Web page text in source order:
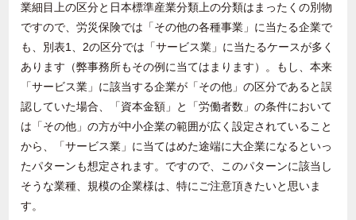
業細目上の区分と日本標準産業分類上の分類はまったくの別物
ですので、労災保険では「その他の各種事業」に当たる企業で
も、別表1、2の区分では「サービス業」に当たるケースが多く
あります（弊事務所もその例に当てはまります）。もし、本来
「サービス業」に該当する企業が「その他」の区分であると誤
認していた場合、「資本金額」と「労働者数」の条件において
は「その他」の方が中小企業の範囲が広く設定されていること
から、「サービス業」に当てはめた途端に大企業になるといっ
たパターンも想定されます。ですので、このパターンに該当し
そうな業種、規模の企業様は、特にご注意頂きたいと思いま
す。